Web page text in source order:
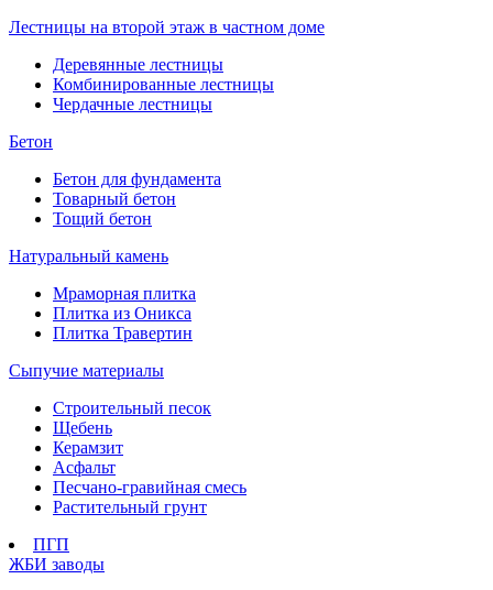
Лестницы на второй этаж в частном доме
Деревянные лестницы
Комбинированные лестницы
Чердачные лестницы
Бетон
Бетон для фундамента
Товарный бетон
Тощий бетон
Натуральный камень
Мраморная плитка
Плитка из Оникса
Плитка Травертин
Сыпучие материалы
Строительный песок
Щебень
Керамзит
Асфальт
Песчано-гравийная смесь
Растительный грунт
ПГП
ЖБИ заводы